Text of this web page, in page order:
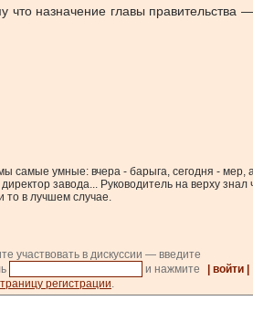
что назначение главы
самые умные: вчера - барыга, сегодня -
завода... Руководитель на верху
то в лучшем случае.
участвовать в дискуссии — введите
и нажмите | войти |
регистрации.